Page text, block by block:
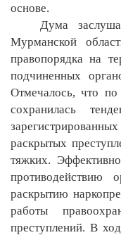
основе.
Дума
Мурманской
правопорядка на
подчиненных
Отмечалось, что
сохранилась
раскрытых
тяжких.
противодействию
раскрытию
работы
преступлений. В